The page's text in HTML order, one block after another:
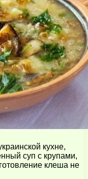
кухне,
суп с крупами,
клеша не